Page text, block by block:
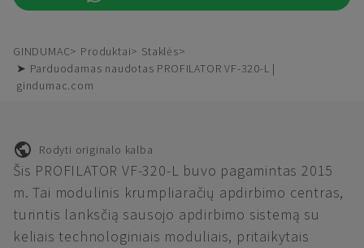
GINDUMAC Produktai
Staklės
➤ Parduodamas naudotas PROFILATOR VF-320-L |
gindumac.com
Rodyti originalo kalba
Šis PROFILATOR VF-320-L buvo pagamintas 2015
m. Tai modulinis krumpliaračių apdirbimo centras,
turintis lanksčią sausojo apdirbimo sistemą su
keliais technologiniais moduliais, pritaikytais